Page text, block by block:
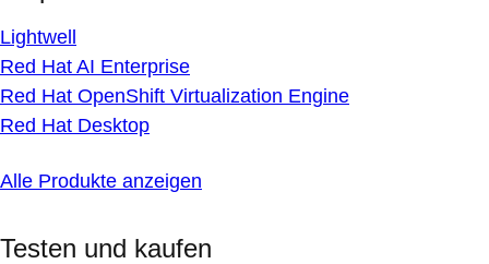
Lightwell
Red Hat AI Enterprise
Red Hat OpenShift Virtualization Engine
Red Hat Desktop
Alle Produkte anzeigen
Testen und kaufen